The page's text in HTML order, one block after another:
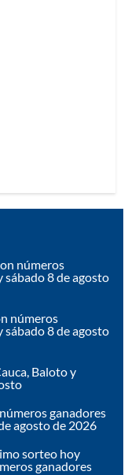
números
8 de agosto
números
8 de agosto
Baloto y
ganadores
agosto de 2026
sorteo hoy
ganadores